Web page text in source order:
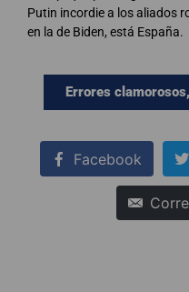
Putin incordie a los aliados
en la de Biden, está España.
Errores
Facebook